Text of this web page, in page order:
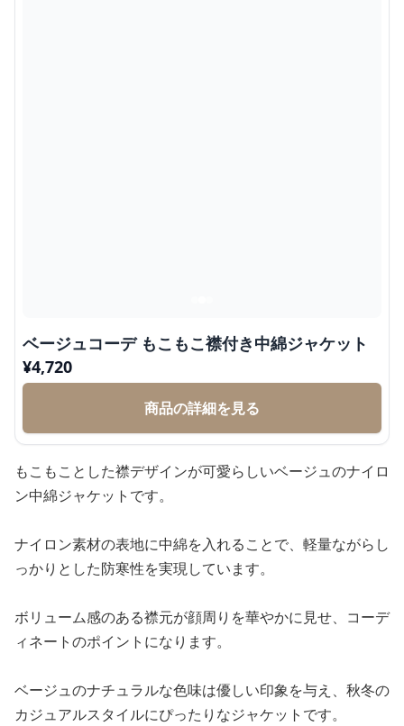
ベージュコーデ もこもこ襟付き中綿ジャケット
¥4,720
商品の詳細を見る
もこもことした襟デザインが可愛らしいベージュのナイロ
ン中綿ジャケットです。
ナイロン素材の表地に中綿を入れることで、軽量ながらし
っかりとした防寒性を実現しています。
ボリューム感のある襟元が顔周りを華やかに見せ、コーデ
ィネートのポイントになります。
ベージュのナチュラルな色味は優しい印象を与え、秋冬の
カジュアルスタイルにぴったりなジャケットです。